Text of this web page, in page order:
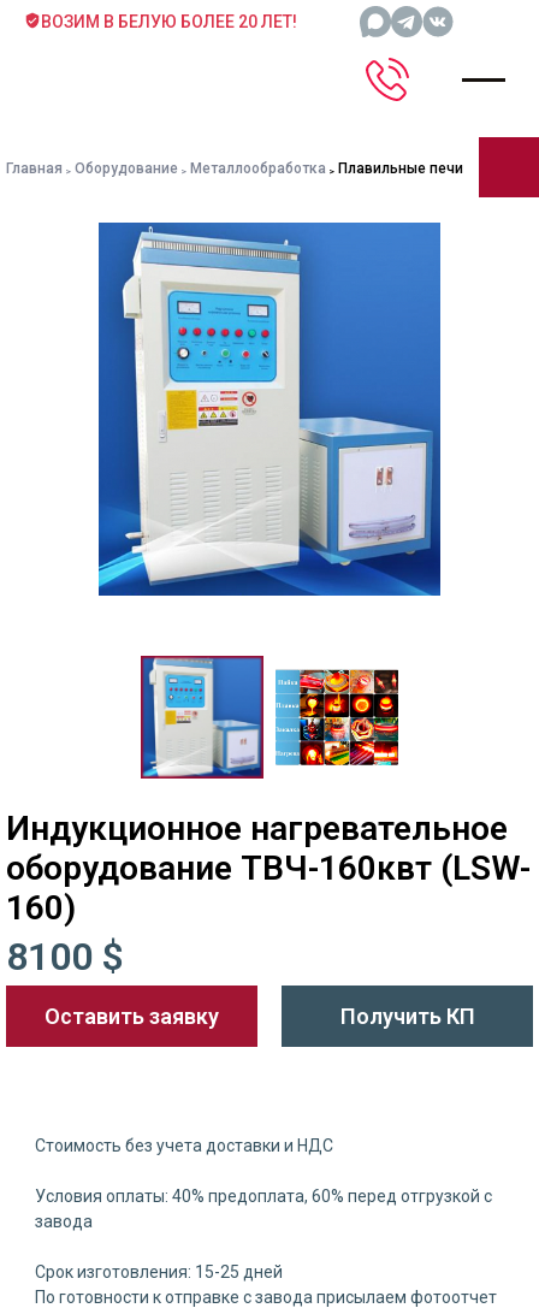
ВОЗИМ В БЕЛУЮ БОЛЕЕ 20 ЛЕТ!
Главная Оборудование Металлообработка Плавильные печи
Индукционное нагревательное
оборудование ТВЧ-160квт (LSW-
160)
8100 $
Оставить заявку Получить КП
Стоимость без учета доставки и НДС
Условия оплаты: 40% предоплата, 60% перед отгрузкой с
завода
Срок изготовления: 15-25 дней
По готовности к отправке с завода присылаем фотоотчет